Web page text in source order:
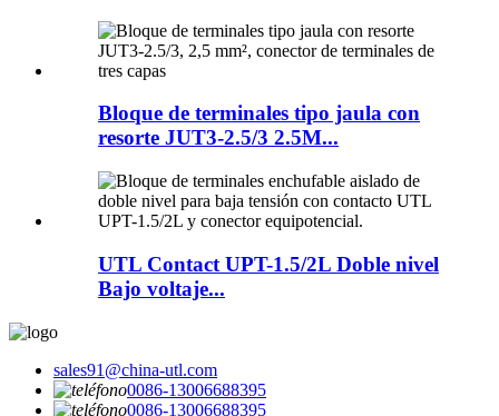
Bloque de terminales tipo jaula con
resorte JUT3-2.5/3 2.5M...
UTL Contact UPT-1.5/2L Doble nivel
Bajo voltaje...
sales91@china-utl.com
0086-13006688395
0086-13006688395